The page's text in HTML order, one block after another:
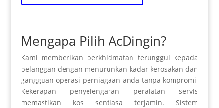
Mengapa Pilih AcDingin?
Kami memberikan perkhidmatan terunggul kepada
pelanggan dengan menurunkan kadar kerosakan dan
gangguan operasi perniagaan anda tanpa kompromi.
Kekerapan penyelengaran peralatan servis
memastikan kos sentiasa terjamin. Sistem